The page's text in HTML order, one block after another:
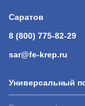
Саратов
8 (800) 775-82-29
sar@fe-krep.ru
Универсальный